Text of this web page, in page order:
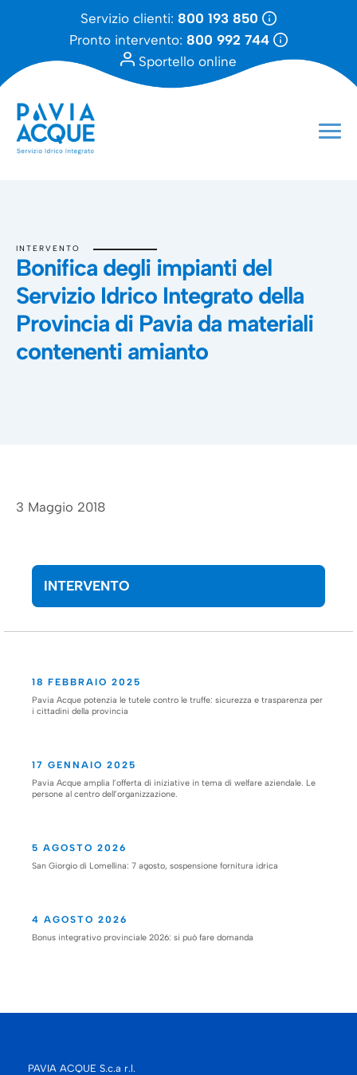
Servizio clienti: 800 193 850
Pronto intervento: 800 992 744
Sportello online
INTERVENTO
Bonifica degli impianti del
Servizio Idrico Integrato della
Provincia di Pavia da materiali
contenenti amianto
3 Maggio 2018
INTERVENTO
18 FEBBRAIO 2025
Pavia Acque potenzia le tutele contro le truffe: sicurezza e trasparenza per
i cittadini della provincia
17 GENNAIO 2025
Pavia Acque amplia l’offerta di iniziative in tema di welfare aziendale. Le
persone al centro dell’organizzazione.
5 AGOSTO 2026
San Giorgio di Lomellina: 7 agosto, sospensione fornitura idrica
4 AGOSTO 2026
Bonus integrativo provinciale 2026: si può fare domanda
PAVIA ACQUE S.c.a r.l.